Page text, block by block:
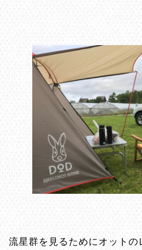
流星群を見るためにオット